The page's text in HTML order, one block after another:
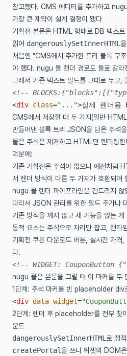
참고했다. CMS 에디터를 추가하고
가장 큰 제약이 설계 결정이 됐다
기획전 본문은 HTML 형태로 DB 텍스
읽어 dangerouslySetInnerHTML
처음엔 "CMS에서 추가한 트리 블록 구
야 했다. nugu 몰 렌더 경로도 둘로 갈라
그래서 기존 텍스트 필드를 그대로 두고
<!--
<div class="...">실제 렌더용
CMS에서 저장할 때 두 가지(일반
만들어낸 블록 트리 JSON을 담은 주석
몰은 주석은 제거하고 HTML만 렌더링한
덕분에:
기존 기획전은 주석이 없으니 예전처럼
서 렌더 방식이 다른 두 가지가 호환되며
nugu 몰 렌더 파이프라인은 건드리지 않
따라서 JSON 관리를 위한 필드 추가나
기존 방식을 깨지 않고 새 기능을 얹는
동적 요소는 주석으로 자리만 잡고, 런타
기획전 쿠폰 다운로드 버튼, 실시간 가
다.
<!-- WIDGET: CouponButton
nugu 몰은 본문을 그릴 때 이 마커를 두
1단계: 주석 마커를 빈 placeholder div
<div data-widget=
2단계: 렌더 후 placeholder를 전부 찾
운트
dangerouslySetInnerHTML 로 정
createPortal 을 쓰니 위젯의 DOM